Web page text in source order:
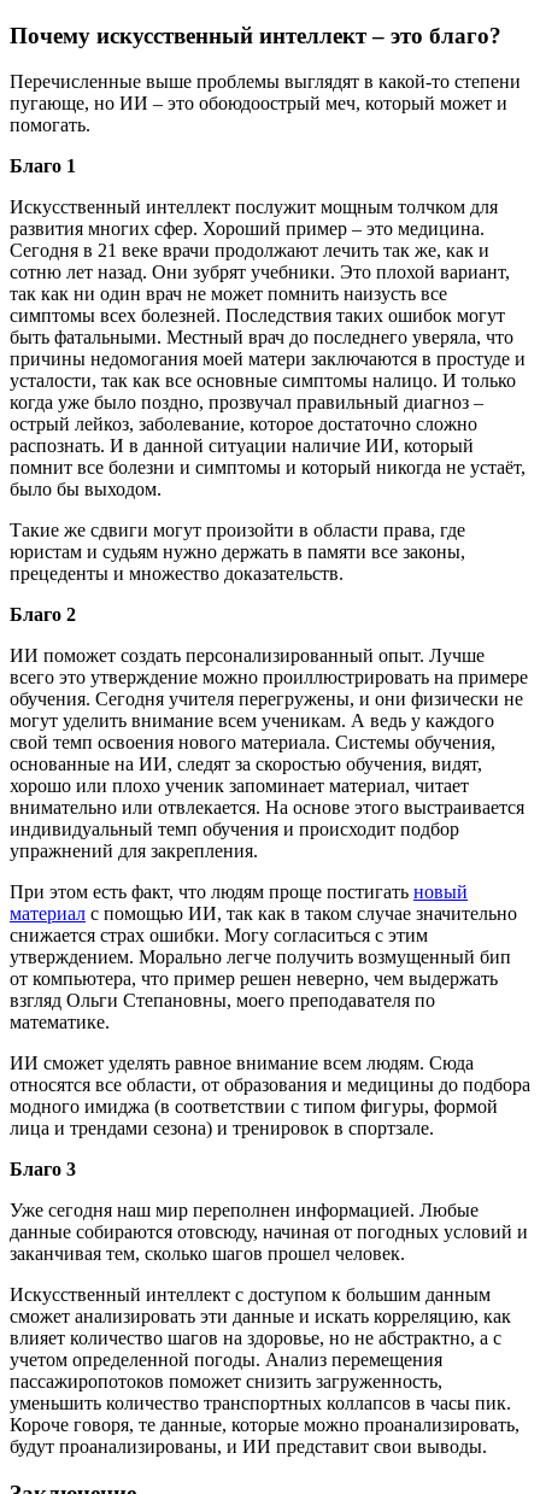
Почему искусственный интеллект – это благо?
Перечисленные выше проблемы выглядят в какой-то степени
пугающе, но ИИ – это обоюдоострый меч, который может и
помогать.
Благо 1
Искусственный интеллект послужит мощным толчком для
развития многих сфер. Хороший пример – это медицина.
Сегодня в 21 веке врачи продолжают лечить так же, как и
сотню лет назад. Они зубрят учебники. Это плохой вариант,
так как ни один врач не может помнить наизусть все
симптомы всех болезней. Последствия таких ошибок могут
быть фатальными. Местный врач до последнего уверяла, что
причины недомогания моей матери заключаются в простуде и
усталости, так как все основные симптомы налицо. И только
когда уже было поздно, прозвучал правильный диагноз –
острый лейкоз, заболевание, которое достаточно сложно
распознать. И в данной ситуации наличие ИИ, который
помнит все болезни и симптомы и который никогда не устаёт,
было бы выходом.
Такие же сдвиги могут произойти в области права, где
юристам и судьям нужно держать в памяти все законы,
прецеденты и множество доказательств.
Благо 2
ИИ поможет создать персонализированный опыт. Лучше
всего это утверждение можно проиллюстрировать на примере
обучения. Сегодня учителя перегружены, и они физически не
могут уделить внимание всем ученикам. А ведь у каждого
свой темп освоения нового материала. Системы обучения,
основанные на ИИ, следят за скоростью обучения, видят,
хорошо или плохо ученик запоминает материал, читает
внимательно или отвлекается. На основе этого выстраивается
индивидуальный темп обучения и происходит подбор
упражнений для закрепления.
При этом есть факт, что людям проще постигать новый
материал с помощью ИИ, так как в таком случае значительно
снижается страх ошибки. Могу согласиться с этим
утверждением. Морально легче получить возмущенный бип
от компьютера, что пример решен неверно, чем выдержать
взгляд Ольги Степановны, моего преподавателя по
математике.
ИИ сможет уделять равное внимание всем людям. Сюда
относятся все области, от образования и медицины до подбора
модного имиджа (в соответствии с типом фигуры, формой
лица и трендами сезона) и тренировок в спортзале.
Благо 3
Уже сегодня наш мир переполнен информацией. Любые
данные собираются отовсюду, начиная от погодных условий и
заканчивая тем, сколько шагов прошел человек.
Искусственный интеллект с доступом к большим данным
сможет анализировать эти данные и искать корреляцию, как
влияет количество шагов на здоровье, но не абстрактно, а с
учетом определенной погоды. Анализ перемещения
пассажиропотоков поможет снизить загруженность,
уменьшить количество транспортных коллапсов в часы пик.
Короче говоря, те данные, которые можно проанализировать,
будут проанализированы, и ИИ представит свои выводы.